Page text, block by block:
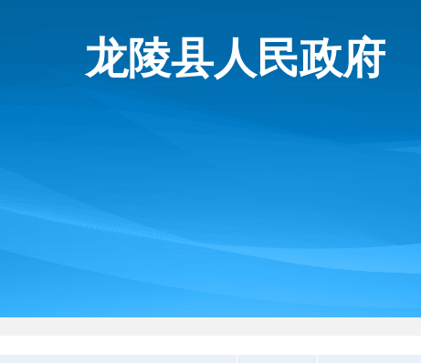
龙陵县人民政府